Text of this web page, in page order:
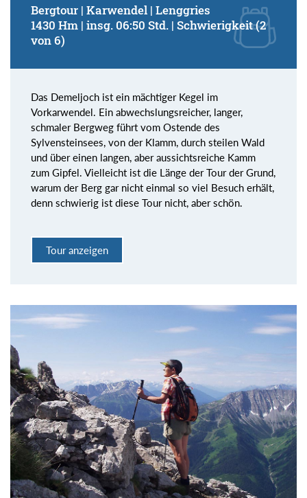
Bergtour | Karwendel | Lenggries
1430 Hm | insg. 06:50 Std. | Schwierigkeit (2
von 6)
Das Demeljoch ist ein mächtiger Kegel im
Vorkarwendel. Ein abwechslungsreicher, langer,
schmaler Bergweg führt vom Ostende des
Sylvensteinsees, von der Klamm, durch steilen Wald
und über einen langen, aber aussichtsreiche Kamm
zum Gipfel. Vielleicht ist die Länge der Tour der Grund,
warum der Berg gar nicht einmal so viel Besuch erhält,
denn schwierig ist diese Tour nicht, aber schön.
Tour anzeigen